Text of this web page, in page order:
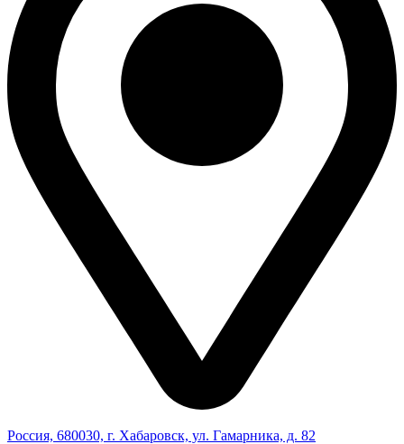
Россия, 680030, г. Хабаровск, ул. Гамарника, д. 82